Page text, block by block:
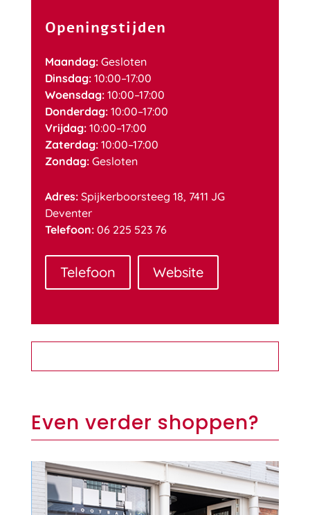
Openingstijden
Maandag:Gesloten
Dinsdag:10:00–17:00
Woensdag:10:00–17:00
Donderdag:10:00–17:00
Vrijdag:10:00–17:00
Zaterdag:10:00–17:00
Zondag:Gesloten
Adres:Spijkerboorsteeg 18, 7411 JG
Deventer
Telefoon:06 225 523 76
Telefoon Website
Even verder shoppen?